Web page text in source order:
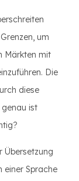
um
Märkten mit
Die
diese
genau ist
Übersetzung
einer Sprache